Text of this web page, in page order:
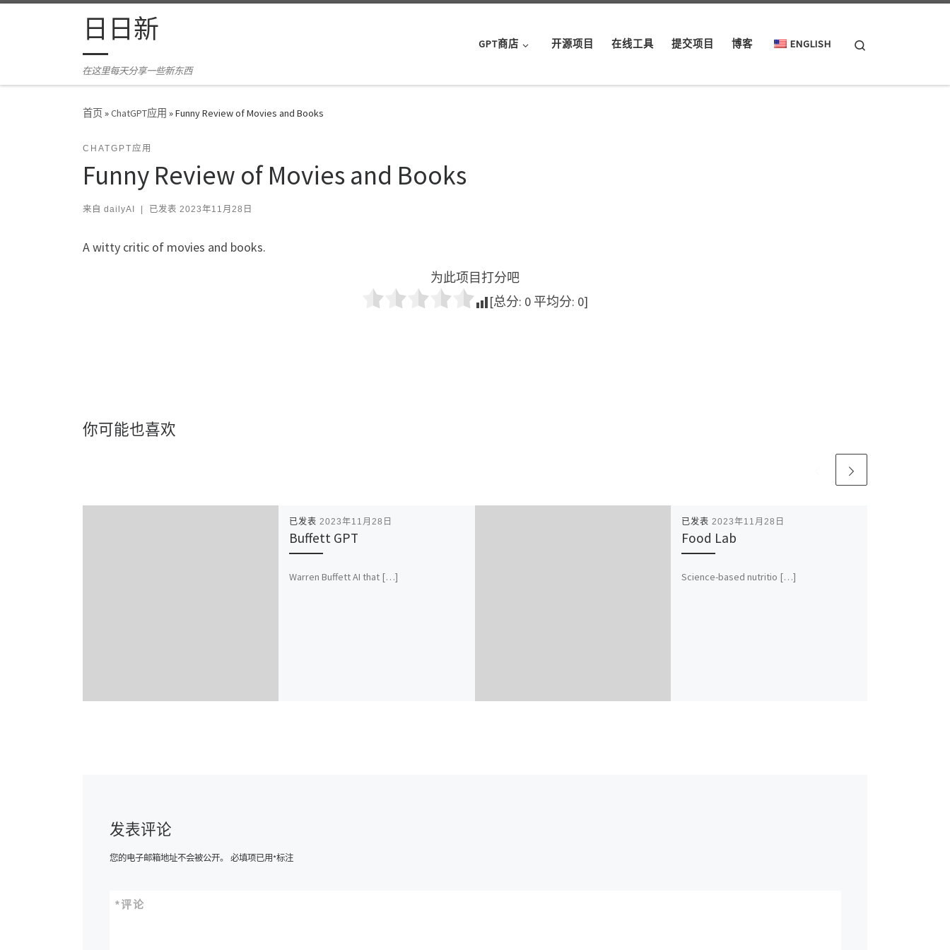
Skip to content日日新
在这里每天分享一些新东西
GPT商店 开源项目 在线工具 提交项目 博客 ENGLISH
首页»ChatGPT应用 »Funny Review of Movies and Books
CHATGPT应用
Funny Review of Movies and Books
来自 dailyAI 已发表 2023年11月28日
A witty critic of movies and books.
为此项目打分吧
[总分: 0 平均分: 0]
你可能也喜欢
已发表 2023年11月28日
Buffett GPT
Warren Buffett AI that […]
已发表 2023年11月28日
Food Lab
Science-based nutritio […]
发表评论
您的电子邮箱地址不会被公开。 必填项已用*标注
评论
*